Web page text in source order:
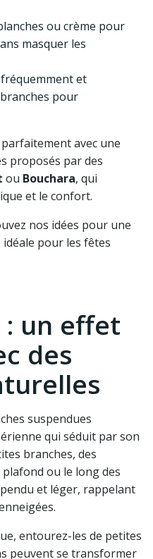
ou crème pour
masquer les
fréquemment et
pour
avec une
proposés par des
ou Bouchara, qui
et le confort.
nos idées pour une
idéale pour les fêtes
: un effet
des
suspendues
qui séduit par son
branches, des
ou le long des
et léger, rappelant
entourez-les de petites
peuvent se transformer